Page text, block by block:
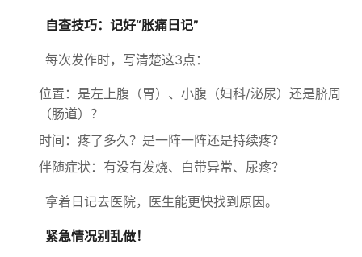
自查技巧：记好“胀痛日记”
每次发作时，写清楚这3点：
位置：是左上腹（胃）、小腹（妇科/泌尿）还是脐周
（肠道）？
时间：疼了多久？是一阵一阵还是持续疼？
伴随症状：有没有发烧、白带异常、尿疼？
拿着日记去医院，医生能更快找到原因。
紧急情况别乱做！